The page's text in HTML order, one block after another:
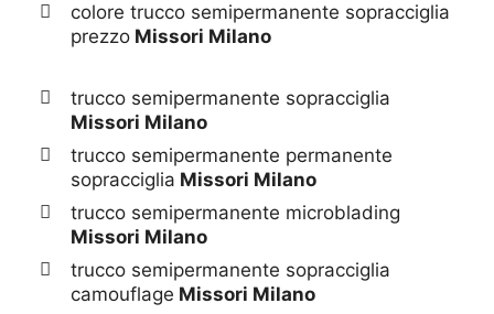
colore trucco semipermanente sopracciglia
prezzo Missori Milano
trucco semipermanente sopracciglia
Missori Milano
trucco semipermanente permanente
sopracciglia Missori Milano
trucco semipermanente microblading
Missori Milano
trucco semipermanente sopracciglia
camouflage Missori Milano